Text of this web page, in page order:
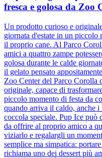
fresca e golosa da Zoo
Un prodotto curioso e
giornata d'estate in un piccolo
il proprio cane. Al Parco
amici a quattro zampe
golosa durante le calde
il gelato pensato
Zoo Center del Parco
originale, capace di
piccolo momento di festa da
quando arriva il caldo, anche
coccola speciale. Pup Ice può
da offrire al proprio amico a
viziarlo e regalargli un
semplice ma simpatica:
richiama uno dei dessert più